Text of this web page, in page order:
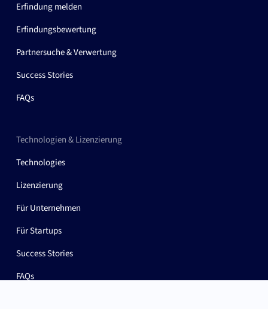
Erfindung melden
Erfindungsbewertung
Partnersuche & Verwertung
Success Stories
FAQs
Technologien & Lizenzierung
Technologies
Lizenzierung
Für Unternehmen
Für Startups
Success Stories
FAQs